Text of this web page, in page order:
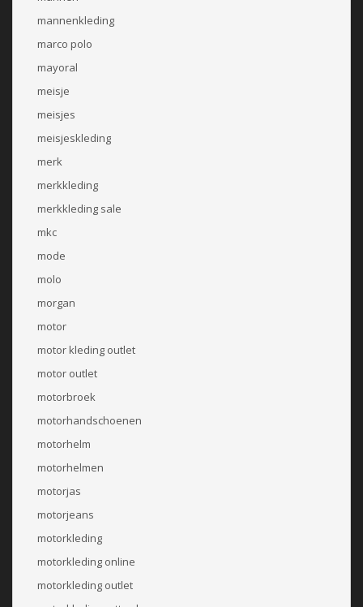
mannenkleding
marco polo
mayoral
meisje
meisjes
meisjeskleding
merk
merkkleding
merkkleding sale
mkc
mode
molo
morgan
motor
motor kleding outlet
motor outlet
motorbroek
motorhandschoenen
motorhelm
motorhelmen
motorjas
motorjeans
motorkleding
motorkleding online
motorkleding outlet